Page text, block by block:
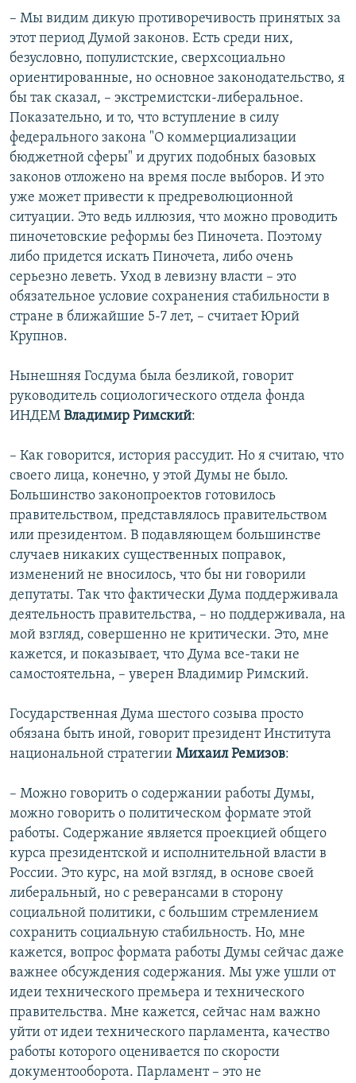
– Мы видим дикую противоречивость принятых за
этот период Думой законов. Есть среди них,
безусловно, популистские, сверхсоциально
ориентированные, но основное законодательство, я
бы так сказал, – экстремистски-либеральное.
Показательно, и то, что вступление в силу
федерального закона "О коммерциализации
бюджетной сферы" и других подобных базовых
законов отложено на время после выборов. И это
уже может привести к предреволюционной
ситуации. Это ведь иллюзия, что можно проводить
пиночетовские реформы без Пиночета. Поэтому
либо придется искать Пиночета, либо очень
серьезно леветь. Уход в левизну власти – это
обязательное условие сохранения стабильности в
стране в ближайшие 5-7 лет, – считает Юрий
Крупнов.
Нынешняя Госдума была безликой, говорит
руководитель социологического отдела фонда
ИНДЕМ Владимир Римский:
– Как говорится, история рассудит. Но я считаю, что
своего лица, конечно, у этой Думы не было.
Большинство законопроектов готовилось
правительством, представлялось правительством
или президентом. В подавляющем большинстве
случаев никаких существенных поправок,
изменений не вносилось, что бы ни говорили
депутаты. Так что фактически Дума поддерживала
деятельность правительства, – но поддерживала, на
мой взгляд, совершенно не критически. Это, мне
кажется, и показывает, что Дума все-таки не
самостоятельна, – уверен Владимир Римский.
Государственная Дума шестого созыва просто
обязана быть иной, говорит президент Института
национальной стратегии Михаил Ремизов:
– Можно говорить о содержании работы Думы,
можно говорить о политическом формате этой
работы. Содержание является проекцией общего
курса президентской и исполнительной власти в
России. Это курс, на мой взгляд, в основе своей
либеральный, но с реверансами в сторону
социальной политики, с большим стремлением
сохранить социальную стабильность. Но, мне
кажется, вопрос формата работы Думы сейчас даже
важнее обсуждения содержания. Мы уже ушли от
идеи технического премьера и технического
правительства. Мне кажется, сейчас нам важно
уйти от идеи технического парламента, качество
работы которого оценивается по скорости
документооборота. Парламент – это не